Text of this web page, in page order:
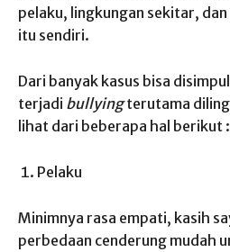
pelaku, lingkungan sekitar,
itu sendiri.
Dari banyak kasus bisa
terjadi bullyingterutama
lihat dari beberapa hal berikut :
Pelaku
Minimnya rasa empati, kasih
perbedaan cenderung mudah